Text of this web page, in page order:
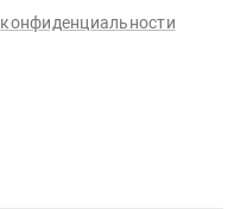
конфиденциальности